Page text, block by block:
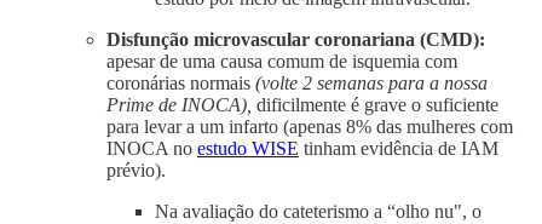
Disfunção microvascular coronariana (CMD):
apesar de uma causa comum de isquemia com
coronárias normais (volte 2 semanas para a nossa
Prime de INOCA), dificilmente é grave o suficiente
para levar a um infarto (apenas 8% das mulheres com
INOCA no estudo WISE tinham evidência de IAM
prévio).
Na avaliação do cateterismo a “olho nu", o